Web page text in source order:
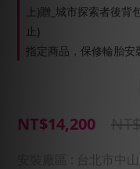
上)贈_城市探索者後
止)
指定商品，保修輪胎安
NT$14,200
: 台北市中